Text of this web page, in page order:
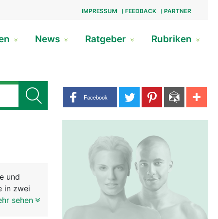
IMPRESSUM FEEDBACK PARTNER
News Ratgeber Rubriken
Share buttons
Facebook
und
in zwei
mit
sehen